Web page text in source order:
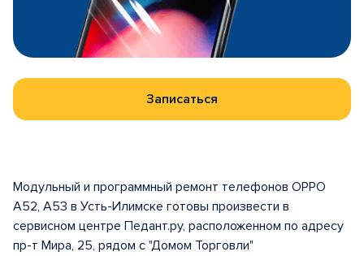
Записаться
Модульный и программный ремонт телефонов OPPO
A52, A53 в Усть-Илимске готовы произвести в
сервисном центре Педант.ру, расположенном по адресу
пр-т Мира, 25, рядом с "Домом Торговли"